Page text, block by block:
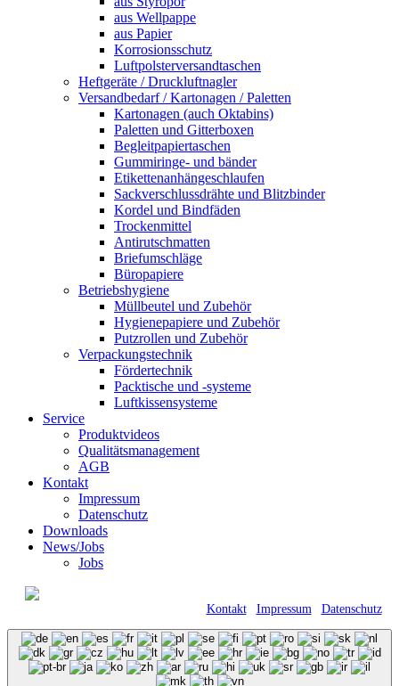
aus Wellpappe
aus Papier
Korrosionsschutz
Luftpolsterversandtaschen
Heftgeräte / Druckluftnagler
Versandbedarf / Kartonagen / Paletten
Kartonagen (auch Oktabins)
Paletten und Gitterboxen
Begleitpapiertaschen
Gummiringe- und bänder
Etikettenanhängeschlaufen
Sackverschlussdrähte und Blitzbinder
Kordel und Bindfäden
Trockenmittel
Antirutschmatten
Briefumschläge
Büropapiere
Betriebshygiene
Müllbeutel und Zubehör
Hygienepapiere und Zubehör
Putzrollen und Zubehör
Verpackungstechnik
Fördertechnik
Packtische und -systeme
Luftkissensysteme
Service
Produktvideos
Qualitätsmanagement
AGB
Kontakt
Impressum
Datenschutz
Downloads
News/Jobs
Jobs
Kontakt| Impressum Datenschutz